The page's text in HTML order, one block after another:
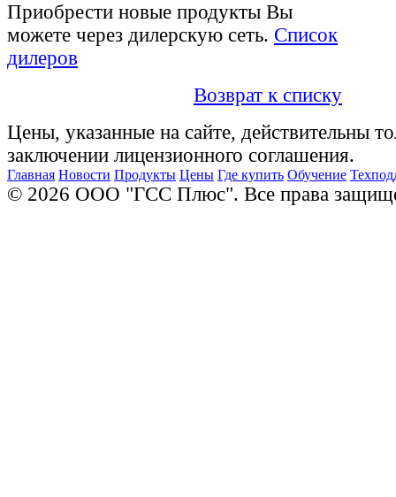
Приобрести новые продукты Вы
можете через дилерскую сеть. Список
дилеров
Возврат к списку
Цены, указанные на сайте, действительны
заключении лицензионного соглашения.
Главная Новости Продукты Цены Где купить Обучение
© 2026 ООО "ГСС Плюс". Все права